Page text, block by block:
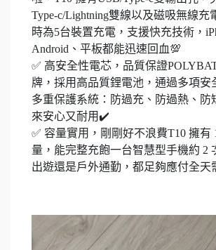
Type-c/Lightning雙線以及磁吸無線充
時為5台裝置充電，支援快充技術，
Android、平板都能迅速回血💯
✅ 高安全性電芯，品質保證
牌，採用高品質鋰電池，通過多項安
多重保護系統：防過充、防過熱、防
來安心又耐用✔️
✅ 容量實用，剛剛好不浪費T10 擁有
量，能完整充飽一台智慧型手機約 2
出遊還是戶外通勤，都足夠應付全天